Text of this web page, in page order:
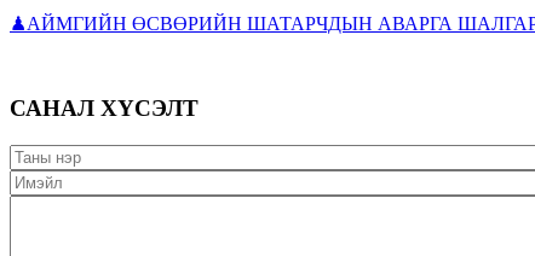
♟АЙМГИЙН ӨСВӨРИЙН ШАТАРЧДЫН АВАРГА
САНАЛ ХҮСЭЛТ